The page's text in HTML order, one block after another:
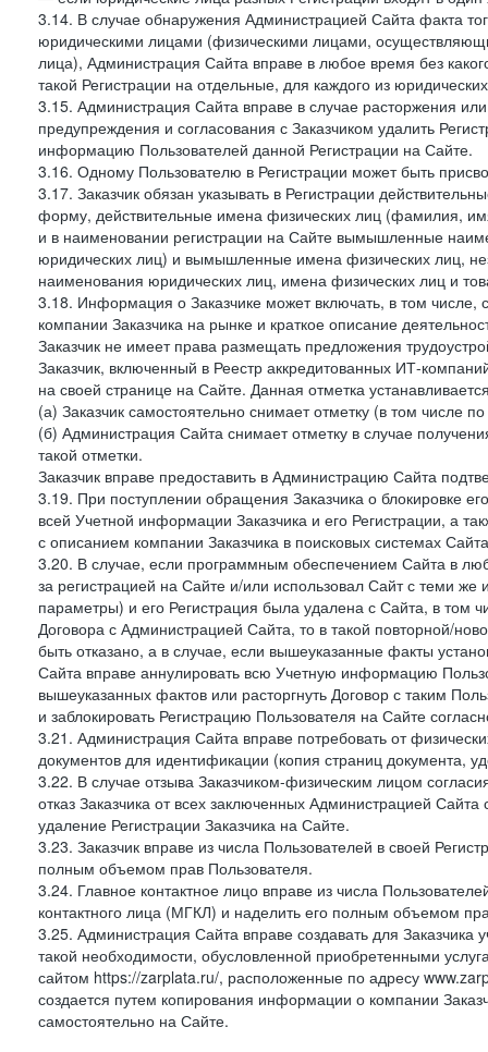
3.14. В случае обнаружения Администрацией Сайта факта
юридическими лицами (физическими лицами,
лица), Администрация Сайта вправе в любое время без
такой Регистрации на отдельные, для каждого из
3.15. Администрация Сайта вправе в случае расторжения
предупреждения и согласования с Заказчиком удалить
информацию Пользователей данной Регистрации на Сайте.
3.16. Одному Пользователю в Регистрации может быть
3.17. Заказчик обязан указывать в Регистрации
форму, действительные имена физических лиц (фамилия,
и в наименовании регистрации на Сайте вымышленные
юридических лиц) и вымышленные имена физических лиц,
наименования юридических лиц, имена физических лиц и
3.18. Информация о Заказчике может включать, в том
компании Заказчика на рынке и краткое описание
Заказчик не имеет права размещать предложения
Заказчик, включенный в Реестр аккредитованных ИТ-
на своей странице на Сайте. Данная отметка
(а) Заказчик самостоятельно снимает отметку (в том числе
(б) Администрация Сайта снимает отметку в случае
такой отметки.
Заказчик вправе предоставить в Администрацию Сайта
3.19. При поступлении обращения Заказчика о блокировке
всей Учетной информации Заказчика и его Регистрации, а
с описанием компании Заказчика в поисковых системах
3.20. В случае, если программным обеспечением Сайта в
за регистрацией на Сайте и/или использовал Сайт с теми
параметры) и его Регистрация была удалена с Сайта, в том
Договора с Администрацией Сайта, то в такой повторной/
быть отказано, а в случае, если вышеуказанные факты
Сайта вправе аннулировать всю Учетную информацию
вышеуказанных фактов или расторгнуть Договор с таким
и заблокировать Регистрацию Пользователя на Сайте
3.21. Администрация Сайта вправе потребовать от
документов для идентификации (копия страниц документа,
3.22. В случае отзыва Заказчиком-физическим лицом
отказ Заказчика от всех заключенных Администрацией
удаление Регистрации Заказчика на Сайте.
3.23. Заказчик вправе из числа Пользователей в своей
полным объемом прав Пользователя.
3.24. Главное контактное лицо вправе из числа
контактного лица (МГКЛ) и наделить его полным объемом
3.25. Администрация Сайта вправе создавать для
такой необходимости, обусловленной приобретенными
сайтом https://zarplata.ru/, расположенные по адресу
создается путем копирования информации о компании
самостоятельно на Сайте.